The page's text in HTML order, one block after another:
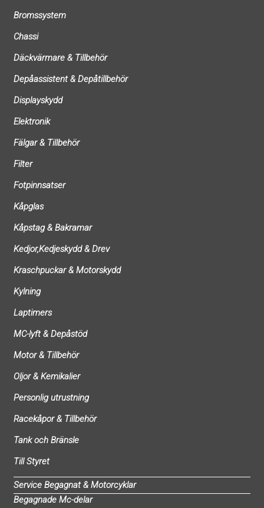
Bromssystem
Chassi
Däckvärmare & Tillbehör
Depåassistent & Depåtillbehör
Displayskydd
Elektronik
Fälgar & Tillbehör
Filter
Fotpinnsatser
Kåpglas
Kåpstag & Bakramar
Kedjor,Kedjeskydd & Drev
Kraschpuckar & Motorskydd
Kylning
Laptimers
MC-lyft & Depåstöd
Motor & Tillbehör
Oljor & Kemikalier
Personlig utrustning
Racekåpor & Tillbehör
Tank och Bränsle
Till Styret
Service Begagnat & Motorcyklar
Begagnade Mc-delar